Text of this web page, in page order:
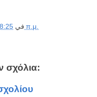
في 8:25 π.μ.
σχόλια: